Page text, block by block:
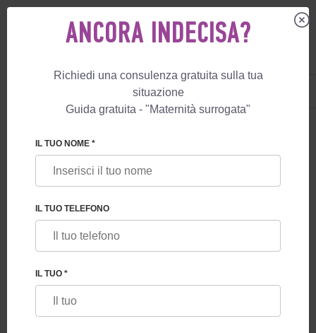
BLOG
QUALI GARANZIE OFFRONO AI FUTURI
SURROGATA IN GEORGIA
ANCORA INDECISA?
Richiedi una consulenza gratuita sulla tua
situazione
Guida gratuita - "Maternità surrogata"
IL TUO NOME *
IL TUO TELEFONO
IL TUO *